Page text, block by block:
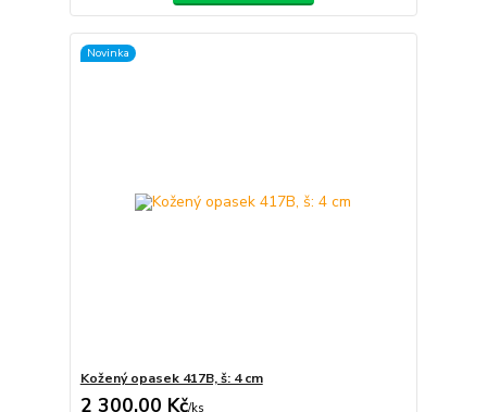
Novinka
Kožený opasek 417B, š: 4 cm
2 300,00 Kč/ks